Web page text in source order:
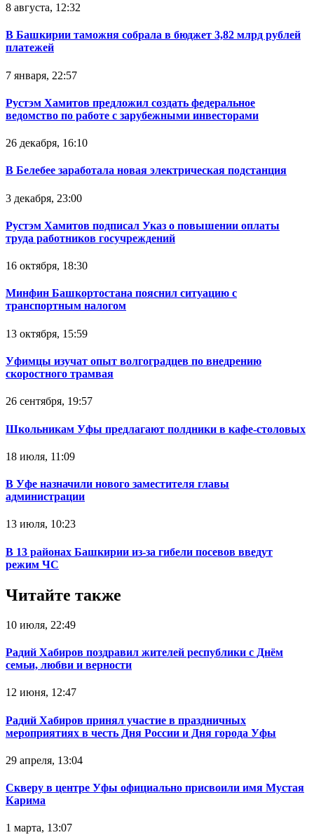
8 августа, 12:32
В Башкирии таможня собрала в бюджет 3,82 млрд рублей
платежей
7 января, 22:57
Рустэм Хамитов предложил создать федеральное
ведомство по работе с зарубежными инвесторами
26 декабря, 16:10
В Белебее заработала новая электрическая подстанция
3 декабря, 23:00
Рустэм Хамитов подписал Указ о повышении оплаты
труда работников госучреждений
16 октября, 18:30
Минфин Башкортостана пояснил ситуацию с
транспортным налогом
13 октября, 15:59
Уфимцы изучат опыт волгоградцев по внедрению
скоростного трамвая
26 сентября, 19:57
Школьникам Уфы предлагают полдники в кафе-столовых
18 июля, 11:09
В Уфе назначили нового заместителя главы
администрации
13 июля, 10:23
В 13 районах Башкирии из-за гибели посевов введут
режим ЧС‍
Читайте также
10 июля, 22:49
Радий Хабиров поздравил жителей республики с Днём
семьи, любви и верности
12 июня, 12:47
Радий Хабиров принял участие в праздничных
мероприятиях в честь Дня России и Дня города Уфы
29 апреля, 13:04
Скверу в центре Уфы официально присвоили имя Мустая
Карима
1 марта, 13:07